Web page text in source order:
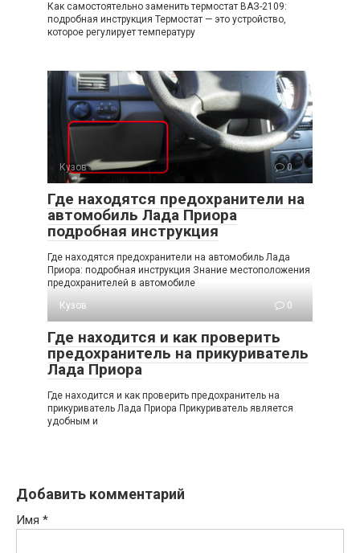
Как самостоятельно заменить термостат ВАЗ-2109:
подробная инструкция Термостат — это устройство,
которое регулирует температуру
Кузов 0
Где находятся предохранители на
автомобиль Лада Приора
подробная инструкция
Где находятся предохранители на автомобиль Лада
Приора: подробная инструкция Знание местоположения
предохранителей в автомобиле
Кузов
0
Где находится и как проверить
предохранитель на прикуриватель
Лада Приора
Где находится и как проверить предохранитель на
прикуриватель Лада Приора Прикуриватель является
удобным и
Добавить комментарий
Имя *